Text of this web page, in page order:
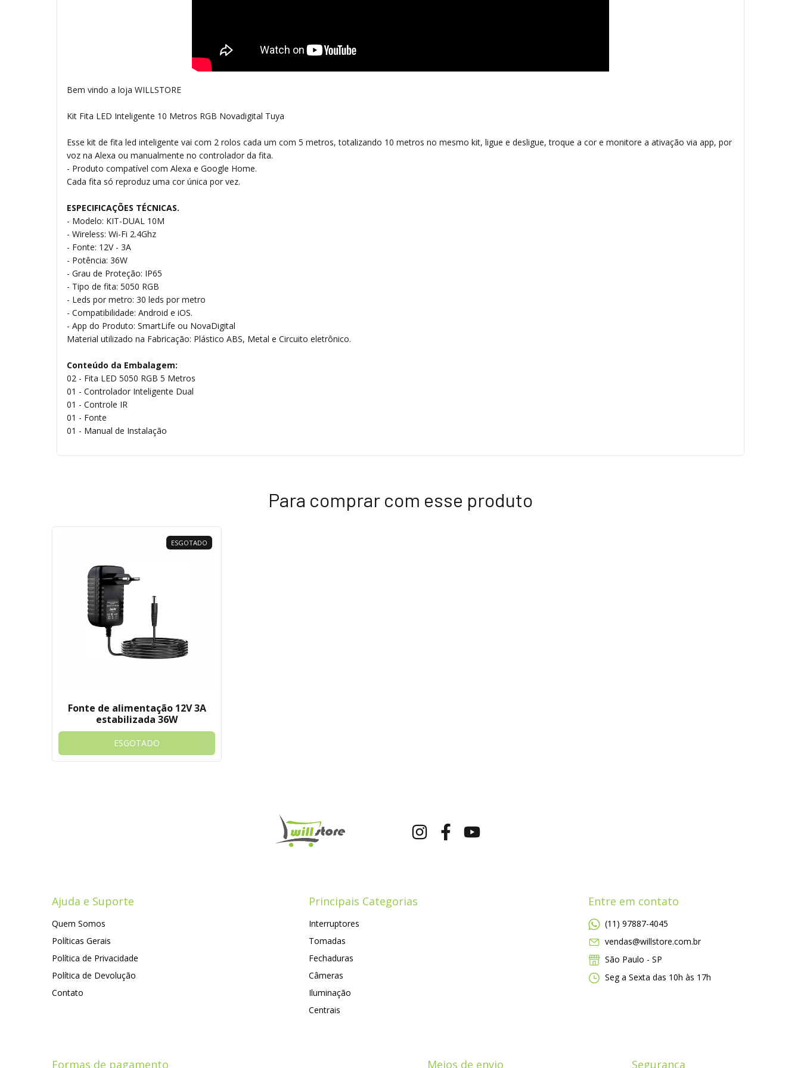
Bem vindo a loja WILLSTORE
Kit Fita LED Inteligente 10 Metros RGB Novadigital Tuya
Esse kit de fita led inteligente vai com 2 rolos cada um com 5 metros, totalizando 10 metros no mesmo kit, ligue e desligue, troque a cor e monitore a ativação via app, por
voz na Alexa ou manualmente no controlador da fita.
- Produto compatível com Alexa e Google Home.
Cada fita só reproduz uma cor única por vez.
ESPECIFICAÇÕES TÉCNICAS.
- Modelo: KIT-DUAL 10M
- Wireless: Wi-Fi 2.4Ghz
- Fonte: 12V - 3A
- Potência: 36W
- Grau de Proteção: IP65
- Tipo de fita: 5050 RGB
- Leds por metro: 30 leds por metro
- Compatibilidade: Android e iOS.
- App do Produto: SmartLife ou NovaDigital
Material utilizado na Fabricação: Plástico ABS, Metal e Circuito eletrônico.
Conteúdo da Embalagem:
02 - Fita LED 5050 RGB 5 Metros
01 - Controlador Inteligente Dual
01 - Controle IR
01 - Fonte
01 - Manual de Instalação
Para comprar com esse produto
ESGOTADO
Fonte de alimentação 12V 3A
estabilizada 36W
ESGOTADO
Ajuda e Suporte
Quem Somos
Políticas Gerais
Política de Privacidade
Política de Devolução
Contato
Principais Categorias
Interruptores
Tomadas
Fechaduras
Câmeras
Iluminação
Centrais
Entre em contato
(11) 97887-4045
vendas@willstore.com.br
São Paulo - SP
Seg a Sexta das 10h às 17h
Formas de pagamento Meios de envio Segurança